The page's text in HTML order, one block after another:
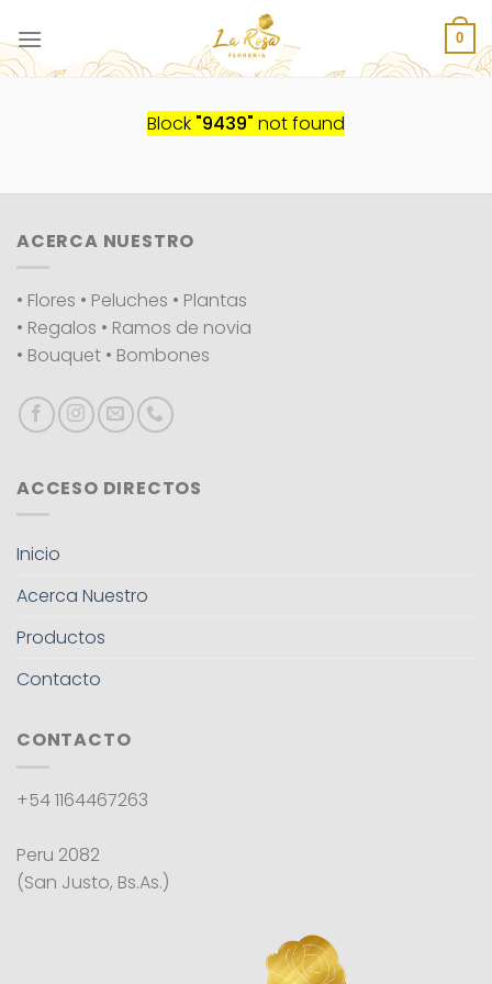
al
contenido
0
Block "9439" not found
ACERCA NUESTRO
• Flores • Peluches • Plantas
• Regalos • Ramos de novia
• Bouquet • Bombones
ACCESO DIRECTOS
Inicio
Acerca Nuestro
Productos
Contacto
CONTACTO
+54 1164467263
Peru 2082
(San Justo, Bs.As.)